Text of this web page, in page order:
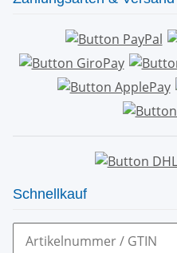
Schnellkauf